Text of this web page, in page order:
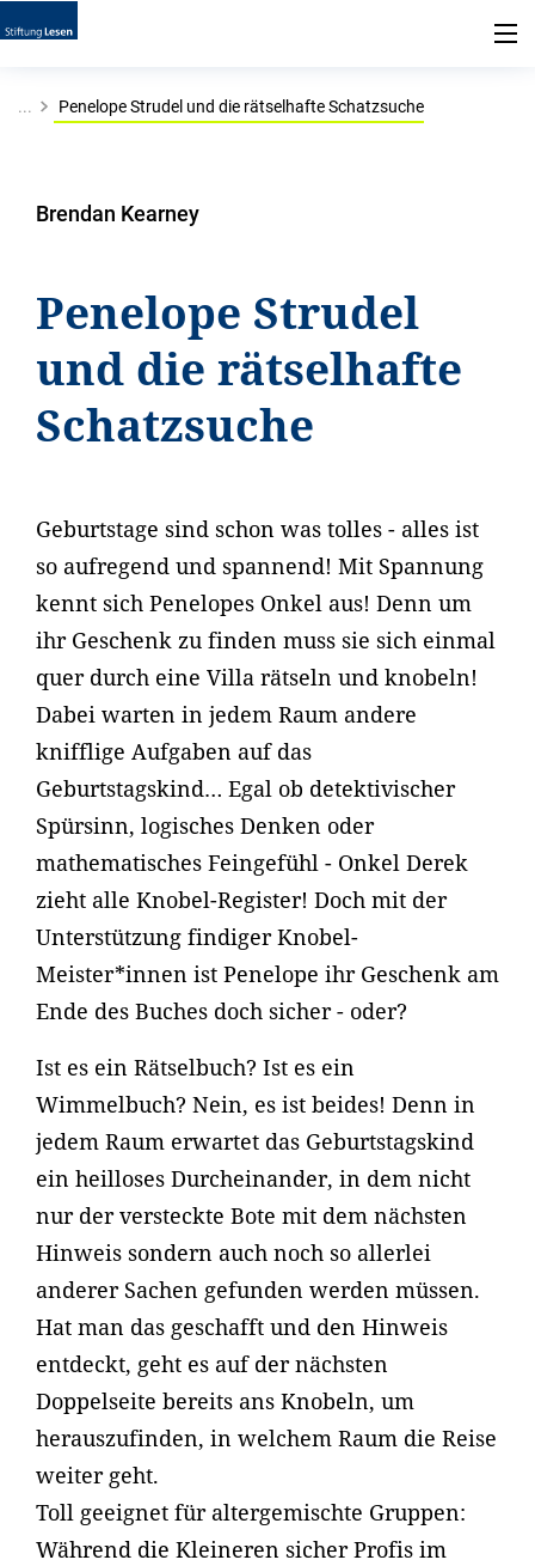
... Penelope Strudel und die rätselhafte Schatzsuche
Brendan Kearney
Penelope Strudel
und die rätselhafte
Schatzsuche
Geburtstage sind schon was tolles - alles ist
so aufregend und spannend! Mit Spannung
kennt sich Penelopes Onkel aus! Denn um
ihr Geschenk zu finden muss sie sich einmal
quer durch eine Villa rätseln und knobeln!
Dabei warten in jedem Raum andere
knifflige Aufgaben auf das
Geburtstagskind… Egal ob detektivischer
Spürsinn, logisches Denken oder
mathematisches Feingefühl - Onkel Derek
zieht alle Knobel-Register! Doch mit der
Unterstützung findiger Knobel-
Meister*innen ist Penelope ihr Geschenk am
Ende des Buches doch sicher - oder?
Ist es ein Rätselbuch? Ist es ein
Wimmelbuch? Nein, es ist beides! Denn in
jedem Raum erwartet das Geburtstagskind
ein heilloses Durcheinander, in dem nicht
nur der versteckte Bote mit dem nächsten
Hinweis sondern auch noch so allerlei
anderer Sachen gefunden werden müssen.
Hat man das geschafft und den Hinweis
entdeckt, geht es auf der nächsten
Doppelseite bereits ans Knobeln, um
herauszufinden, in welchem Raum die Reise
weiter geht.
Toll geeignet für altergemischte Gruppen:
Während die Kleineren sicher Profis im